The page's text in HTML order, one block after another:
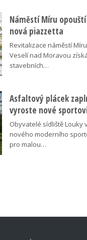
Náměstí Míru
nová piazzetta
Revitalizace náměstí
Veselí nad Moravou
stavebních…
Asfaltový plácek
vyroste nové
Obyvatelé sídliště Louky
nového moderního
pro malou…